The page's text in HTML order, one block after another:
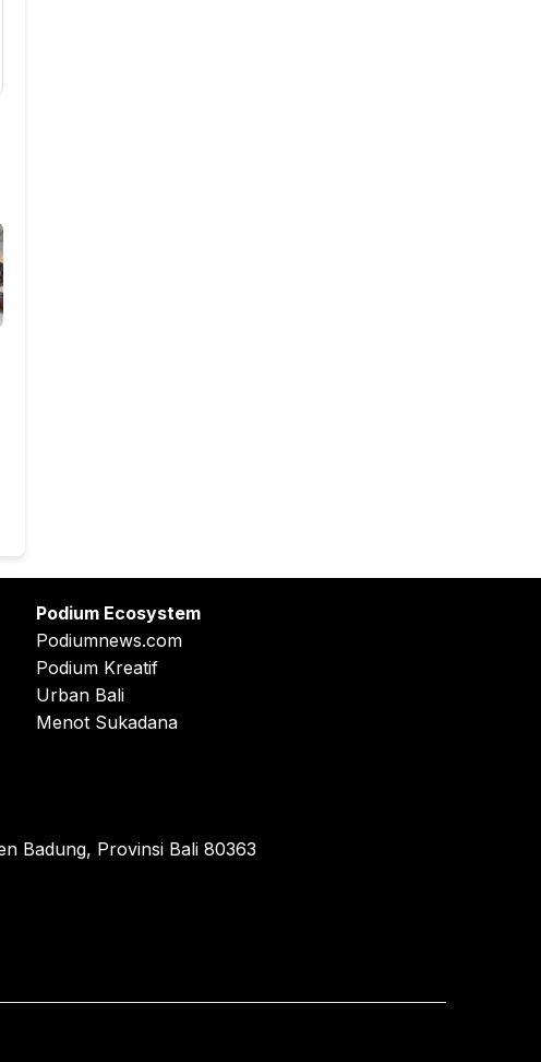
Podium Ecosystem
Podiumnews.com
Podium Kreatif
Urban Bali
Menot Sukadana
Badung, Provinsi Bali 80363